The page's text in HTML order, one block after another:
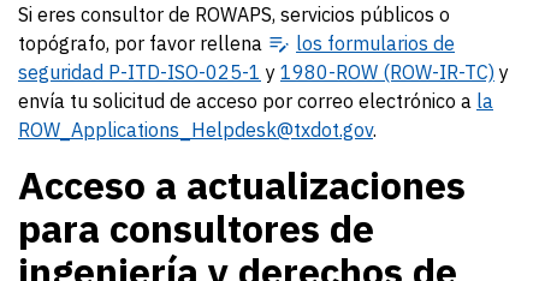
Si eres consultor de ROWAPS, servicios públicos o
topógrafo, por favor rellena
los formularios de
seguridad P-ITD-ISO-025-1 y 1980-ROW (ROW-IR-TC) y
envía tu solicitud de acceso por correo electrónico a la
ROW_Applications_Helpdesk@txdot.gov.
Acceso a actualizaciones
para consultores de